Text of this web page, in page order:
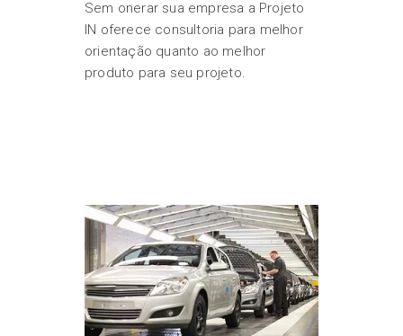
Sem onerar sua empresa a Projeto
IN oferece consultoria para melhor
orientação quanto ao melhor
produto para seu projeto.